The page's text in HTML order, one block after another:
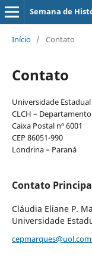
Semana de
Início / Contato
Contato
Universidade
CLCH –
Caixa Postal nº 6001
CEP 86051-990
Londrina – Paraná
Contato
Cláudia Eliane P.
Universidade